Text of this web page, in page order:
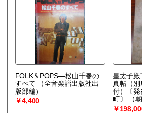
FOLK＆POPS—松山千春の
すべて
（全音楽譜出版社出
版部編）
￥4,400
皇太子
真帖（別
付）〔発
町〕
（
部／編）
￥